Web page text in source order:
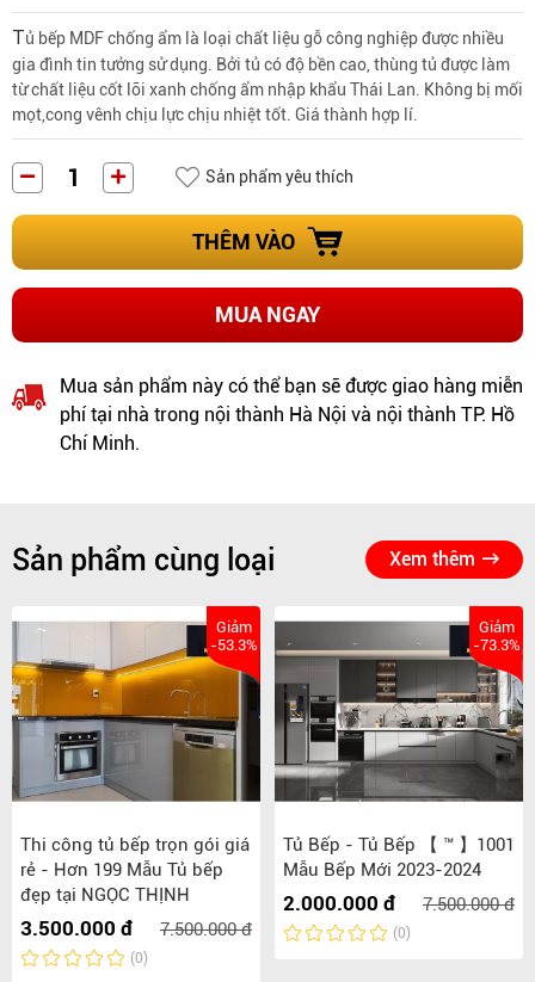
Tủ bếp MDF chống ẩm là loại chất liệu gỗ công nghiệpđược nhiều
gia đình tin tưởng sử dụng. Bởi tủ có độ bền cao, thùng tủ được làm
từ chất liệu cốt lõi xanh chống ẩm nhập khẩu Thái Lan. Không bị mối
mọt,cong vênh chịu lực chịu nhiệt tốt. Giá thành hợp lí.
Sản phẩm yêu thích
THÊM VÀO
MUA NGAY
Mua sản phẩm này có thể bạn sẽ được giao hàng miễn
phí tại nhà trong nội thành Hà Nội và nội thành TP. Hồ
Chí Minh.
Sản phẩm cùng loại Xem thêm
Giảm
-53.3%
Thi công tủ bếp trọn gói giá
rẻ - Hơn 199 Mẫu Tủ bếp
đẹp tại NGỌC THỊNH
3.500.000 đ 7.500.000 đ
(0)
Giảm
-73.3%
Tủ Bếp - Tủ Bếp 【 ™ 】1001
Mẫu Bếp Mới 2023-2024
2.000.000 đ 7.500.000 đ
(0)